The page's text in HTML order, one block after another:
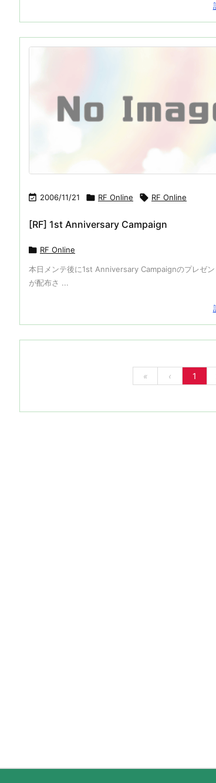
 2006/11/21  RF Online  RF Online
[RF] 1st Anniversary Campaign
 RF Online
本日メンテ後に1st Anniversary Campaignのプレゼン
が配布さ ...
« ‹ 1